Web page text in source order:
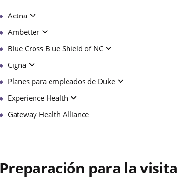
Aetna
Ambetter
Blue Cross Blue Shield of NC
Cigna
Planes para empleados de Duke
Experience Health
Gateway Health Alliance
Preparación para la visita